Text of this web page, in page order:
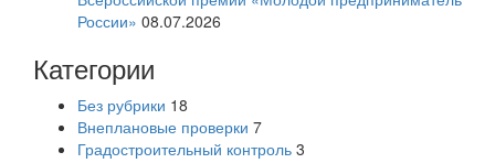
России» 08.07.2026
Категории
Без рубрики 18
Внеплановые проверки 7
Градостроительный контроль 3